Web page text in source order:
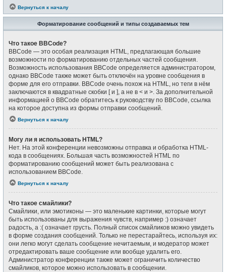
Вернуться к началу
Форматирование сообщений и типы создаваемых тем
Что такое BBCode?
BBCode — это особая реализация HTML, предлагающая большие
возможности по форматированию отдельных частей сообщения.
Возможность использования BBCode определяется администратором,
однако BBCode также может быть отключён на уровне сообщения в
форме для его отправки. BBCode очень похож на HTML, но теги в нём
заключаются в квадратные скобки [ и ], а не в < и >. За дополнительной
информацией о BBCode обратитесь к руководству по BBCode, ссылка
на которое доступна из формы отправки сообщений.
Вернуться к началу
Могу ли я использовать HTML?
Нет. На этой конференции невозможны отправка и обработка HTML-
кода в сообщениях. Большая часть возможностей HTML по
форматированию сообщений может быть реализована с
использованием BBCode.
Вернуться к началу
Что такое смайлики?
Смайлики, или эмотиконы — это маленькие картинки, которые могут
быть использованы для выражения чувств, например :) означает
радость, а :( означает грусть. Полный список смайликов можно увидеть
в форме создания сообщений. Только не перестарайтесь, используя их:
они легко могут сделать сообщение нечитаемым, и модератор может
отредактировать ваше сообщение или вообще удалить его.
Администратор конференции также может ограничить количество
смайликов, которое можно использовать в сообщении.